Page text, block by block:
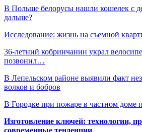
В Польше белорусы нашли кошелек с
дальше?
Исследование: жизнь на съемной
36-летний кобринчанин украл
позвонил…
В Лепельском районе выявили факт
волков и бобров
В Городке при пожаре в частном доме
Изготовление ключей: технологии,
современные тенденции